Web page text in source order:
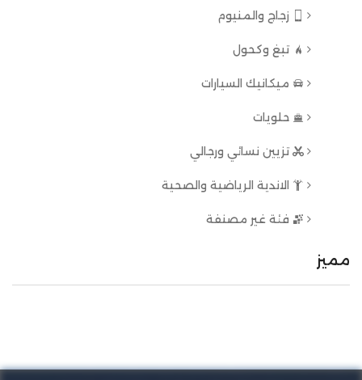
زجاج والمنيوم
تبغ وكحول
ميكانيك السيارات
حلويات
تزيين نسائي ورجالي
الاندية الرياضية والصحية
فئة غير مصنفة
مميز